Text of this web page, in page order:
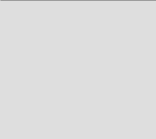
Horaires d'Ouverture -